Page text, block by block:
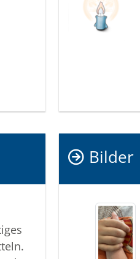
Bilder